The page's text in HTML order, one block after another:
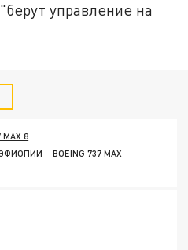
управление на
8
ЭФИОПИИ
BOEING 737 MAX